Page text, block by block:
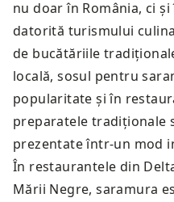
nu doar în România, ci
datorită turismului
de bucătăriile
locală, sosul pentru
popularitate și în
preparatele tradiționale
prezentate într-un mod
În restaurantele din
Mării Negre, saramura